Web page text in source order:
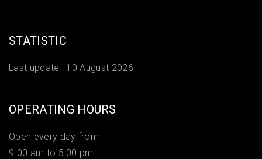
STATISTIC
Last update : 10 August 2026
OPERATING HOURS
Open every day from
9.00 am to 5.00 pm